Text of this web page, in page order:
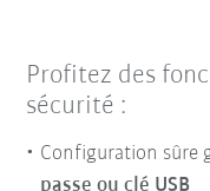
Profitez des
sécurité :
Configuration sûre
passe ou clé USB